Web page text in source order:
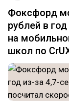
Фоксфорд
рублей в
на
школ по